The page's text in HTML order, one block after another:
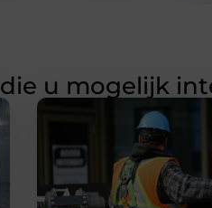
die u mogelijk